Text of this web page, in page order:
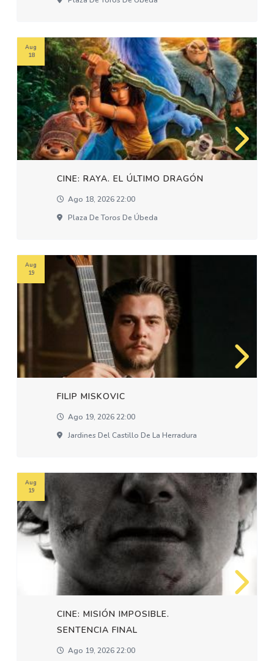
CINE: RAYA. EL ÚLTIMO DRAGÓN
Ago 18, 2026 22:00
Plaza De Toros De Úbeda
Aug
18
FILIP MISKOVIC
Ago 19, 2026 22:00
Jardines Del Castillo De La Herradura
Aug
19
CINE: MISIÓN IMPOSIBLE.
SENTENCIA FINAL
Ago 19, 2026 22:00
Aug
19